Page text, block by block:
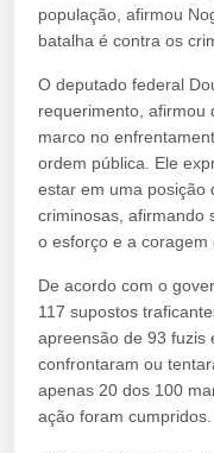
população, afirmou
batalha é contra os
O deputado federal
requerimento, afirmou
marco no
ordem pública. Ele
estar em uma posição
criminosas, afirmando
o esforço e a coragem
De acordo com o
117 supostos
apreensão de 93 fuzis
confrontaram ou
apenas 20 dos 100
ação foram cumpridos.